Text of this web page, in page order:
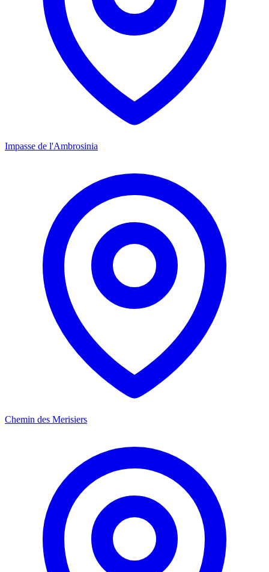
Impasse de l'Ambrosinia
Chemin des Merisiers